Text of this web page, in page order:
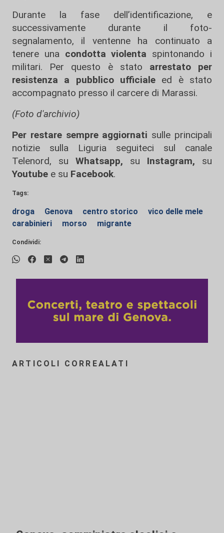
Durante la fase dell’identificazione, e
successivamente durante il foto-
segnalamento, il ventenne ha continuato a
tenere una condotta violenta spintonando i
militari. Per questo è stato arrestato per
resistenza a pubblico ufficiale ed è stato
accompagnato presso il carcere di Marassi.
(Foto d'archivio)
Per restare sempre aggiornati sulle principali
notizie sulla Liguria seguiteci sul canale
Telenord, su
Whatsapp, su Instagram, su
Youtube e su Facebook.
Tags:
droga Genova centro storico
vico delle mele
carabinieri
morso migrante
Condividi:
ARTICOLI CORREALATI